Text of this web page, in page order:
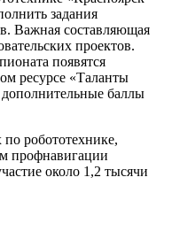
задания
Важная составляющая
проектов.
появятся
ресурсе «Таланты
баллы
робототехнике,
профнавигации
около 1,2 тысячи